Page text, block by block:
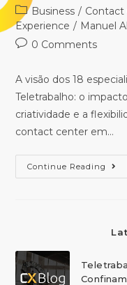
Business / Contact
Experience / Manuel
0 Comments
A visão dos 18
Teletrabalho: o
criatividade e a
contact center em…
Continue Reading